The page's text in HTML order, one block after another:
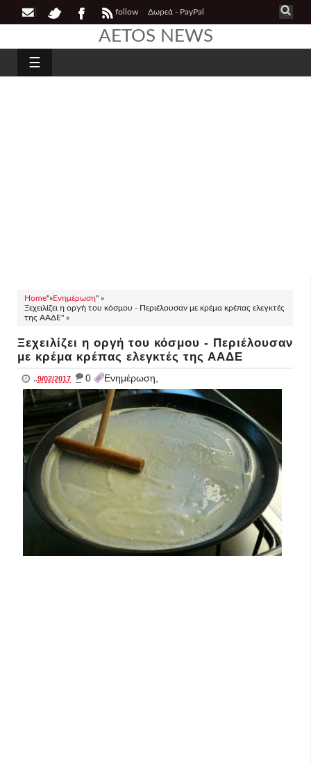
follow Δωρεά - PayPal
AETOS NEWS
☰
Home"»Ενημέρωση" »
Ξεχειλίζει η οργή του κόσμου - Περιέλουσαν με κρέμα κρέπας ελεγκτές
της ΑΑΔΕ" »
Ξεχειλίζει η οργή του κόσμου - Περιέλουσαν
με κρέμα κρέπας ελεγκτές της ΑΑΔΕ
..9/02/2017 _ 0 Ενημέρωση,